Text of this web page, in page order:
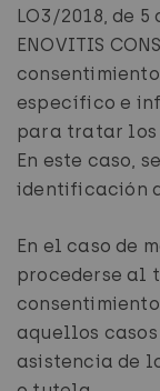
LO3/2018, de 5
ENOVITIS
específico e
para tratar los
En este caso,
identificación
En el caso de
procederse al
aquellos
asistencia de